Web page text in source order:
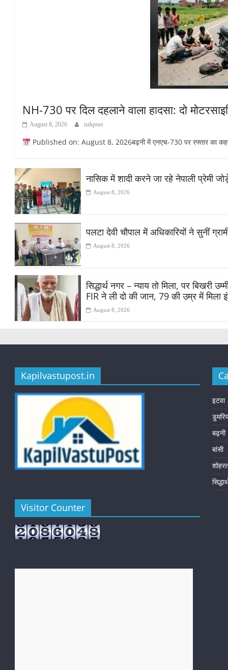
NH-730 पर दिल दहलाने वाला हादसा: दो
August 8, 2026 nzkpost
Published on: August 8, 2026बढ़नी में एनएच-730 पर रफ्तार का
नासिक में शादी करने जा रहे नेपाली प्रेमी
August 8, 2026
पलटा देवी चौपाल में अधिकारियों ने सुनीं
August 8, 2026
सिद्धार्थ नगर – न्याय तो मिला, पर
FIR ने ली दो की जान, 79 की उम्र में मिला
August 8, 2026
Kapilvastupost.in
Visitor Counter
इटवा
बढ़नी
बांसी